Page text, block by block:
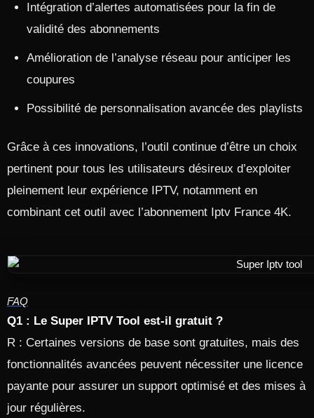
Intégration d’alertes automatisées pour la fin de
validité des abonnements
Amélioration de l’analyse réseau pour anticiper les
coupures
Possibilité de personnalisation avancée des playlists
Grâce à ces innovations, l’outil continue d’être un choix
pertinent pour tous les utilisateurs désireux d’exploiter
pleinement leur expérience IPTV, notamment en
combinant cet outil avec l’abonnement Iptv France 4K.
FAQ
Q1 : Le Super IPTV Tool est-il gratuit ?
R : Certaines versions de base sont gratuites, mais des
fonctionnalités avancées peuvent nécessiter une licence
payante pour assurer un support optimisé et des mises à
jour régulières.